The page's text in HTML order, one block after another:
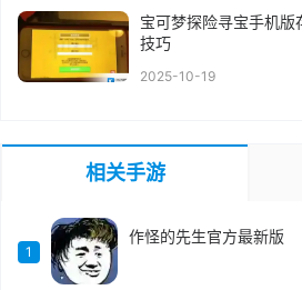
宝可梦探险寻宝手机
技巧
2025-10-19
相关手游
1
作怪的先生官方最新版